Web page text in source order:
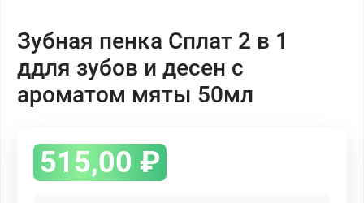
Зубная пенка Сплат 2 в 1
ддля зубов и десен с
ароматом мяты 50мл
515,00 ₽